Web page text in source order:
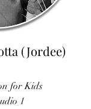
(Jordee)
for Kids
1